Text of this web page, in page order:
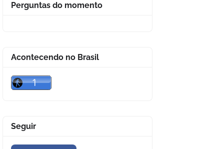
Perguntas do momento
Acontecendo no Brasil
Seguir